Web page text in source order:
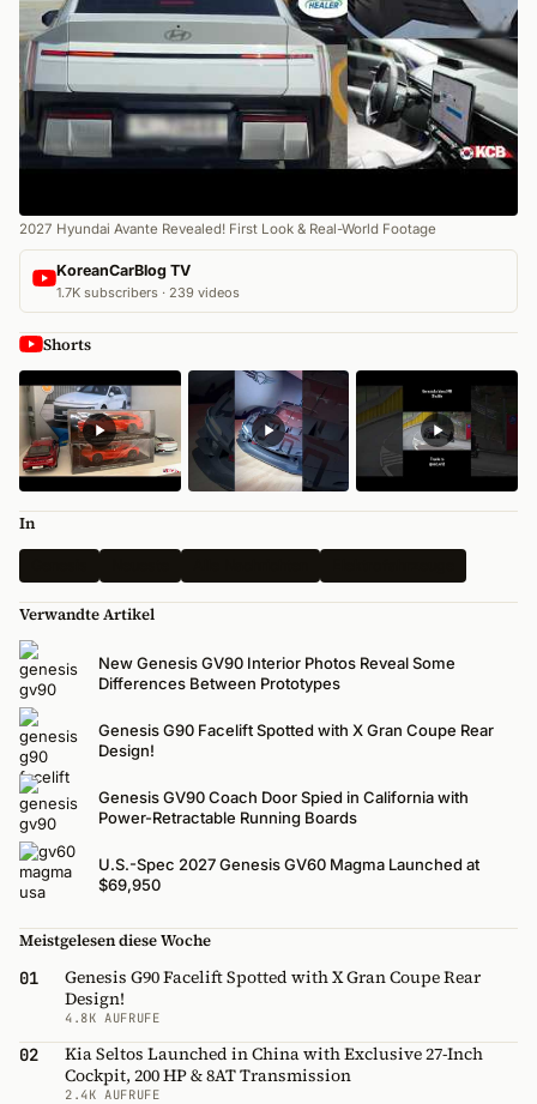
2027 Hyundai Avante Revealed! First Look & Real-World Footage
KoreanCarBlog TV
1.7K subscribers · 239 videos
Shorts
In
Verwandte Artikel
New Genesis GV90 Interior Photos Reveal Some
Differences Between Prototypes
Genesis G90 Facelift Spotted with X Gran Coupe Rear
Design!
Genesis GV90 Coach Door Spied in California with
Power-Retractable Running Boards
U.S.-Spec 2027 Genesis GV60 Magma Launched at
$69,950
Meistgelesen diese Woche
01
Genesis G90 Facelift Spotted with X Gran Coupe Rear
Design!
4.8K AUFRUFE
02
Kia Seltos Launched in China with Exclusive 27-Inch
Cockpit, 200 HP & 8AT Transmission
2.4K AUFRUFE